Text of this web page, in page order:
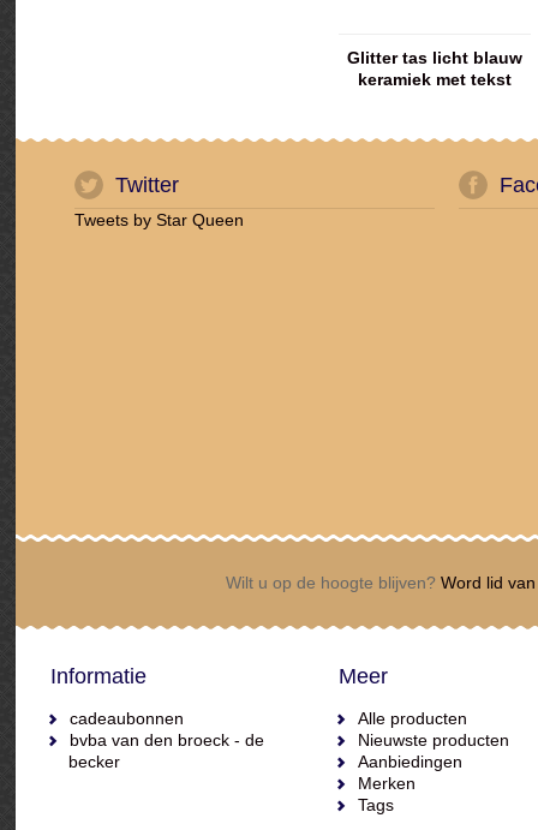
Glitter tas licht blauw
keramiek met tekst
Twitter
Tweets by Star Queen
Wilt u op de hoogte blijven? Word lid
Informatie
cadeaubonnen
bvba van den broeck - de
becker
Meer
Alle producten
Nieuwste producten
Aanbiedingen
Merken
Tags